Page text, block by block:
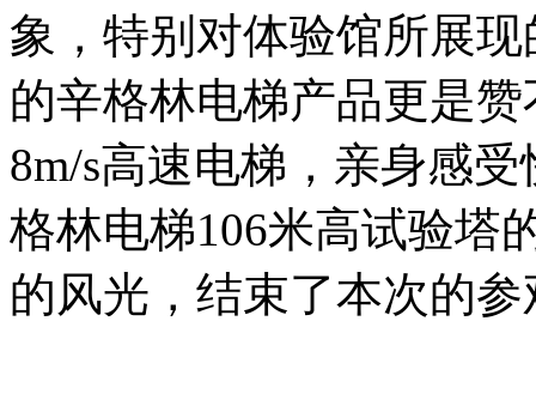
象，特别对体验馆所展
的辛格林电梯产品更是
8m/s高速电梯，亲身感
格林电梯106米高试验塔
的风光，结束了本次的参